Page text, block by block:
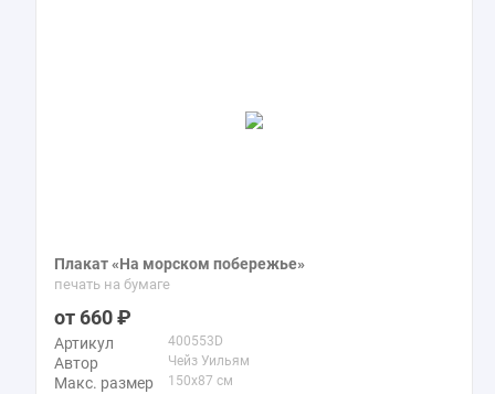
Плакат «На морском побережье»
печать на бумаге
660
Артикул 400553D
Автор Чейз Уильям
Макс. размер 150x87 см